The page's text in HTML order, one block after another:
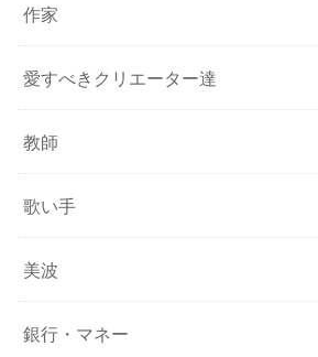
作家
愛すべきクリエーター達
教師
歌い手
美波
銀行・マネー